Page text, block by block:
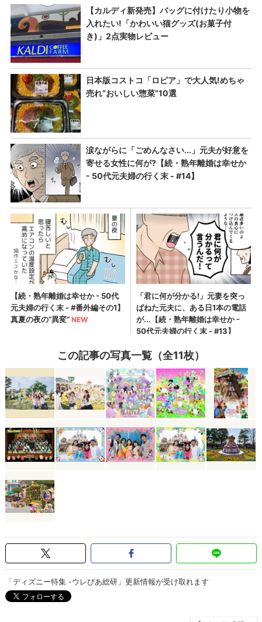
この記事の写真一覧（全11枚）
「ディズニー特集 -ウレぴあ総研」更新情報が受け取れます